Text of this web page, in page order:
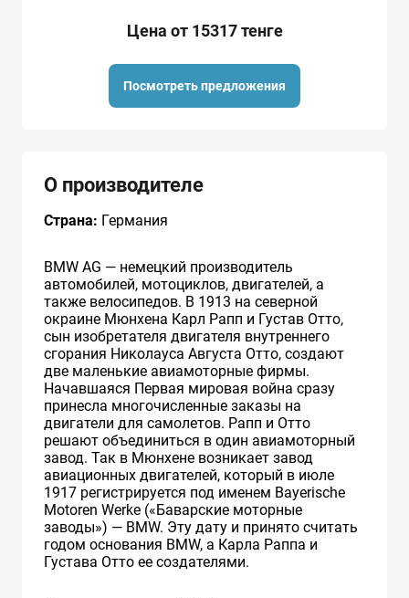
Цена от 15317 тенге
Посмотреть предложения
О производителе
Страна: Германия
BMW AG — немецкий производитель
автомобилей, мотоциклов, двигателей, а
также велосипедов. В 1913 на северной
окраине Мюнхена Карл Рапп и Густав Отто,
сын изобретателя двигателя внутреннего
сгорания Николауса Августа Отто, создают
две маленькие авиамоторные фирмы.
Начавшаяся Первая мировая война сразу
принесла многочисленные заказы на
двигатели для самолетов. Рапп и Отто
решают объединиться в один авиамоторный
завод. Так в Мюнхене возникает завод
авиационных двигателей, который в июле
1917 регистрируется под именем Bayerische
Motoren Werke («Баварские моторные
заводы») — BMW. Эту дату и принято считать
годом основания BMW, а Карла Раппа и
Густава Отто ее создателями.